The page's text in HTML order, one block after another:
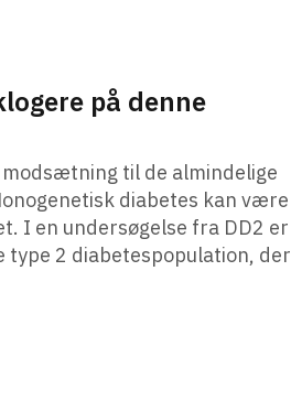
på denne
til de almindelige
diabetes kan være
I en undersøgelse fra DD2 er
type 2 diabetespopulation, der